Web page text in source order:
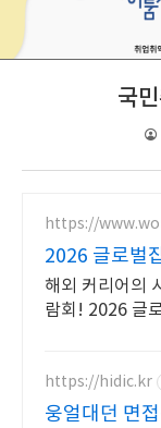
국
https://
2026 글로벌
해외 커리어의
람회! 2026 글
https://hidic.kr
웅얼대던 면